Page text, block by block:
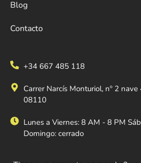
Blog
Contacto
+34 667 485 118
Carrer Narcís Monturiol, nº 2
08110
Lunes a Viernes: 8 AM - 8 PM
Domingo: cerrado